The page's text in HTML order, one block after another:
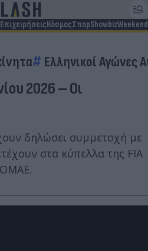
ΕπιχειρήσειςΚόσμοςΣπορShowbizWeekend
Ελληνικοί Αγώνες
2026 – Οι
δηλώσει συμμετοχή με
στα κύπελλα της FIA
ΟΜΑΕ.